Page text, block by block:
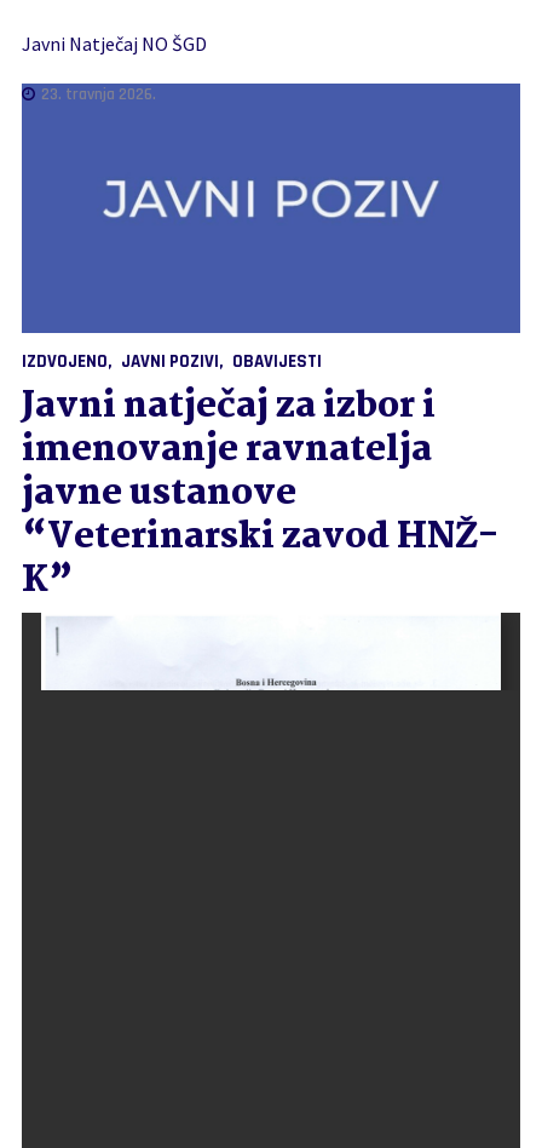
Javni Natječaj NO ŠGD
23. travnja 2026.
IZDVOJENO JAVNI POZIVI OBAVIJESTI
Javni natječaj za izbor i
imenovanje ravnatelja
javne ustanove
“Veterinarski zavod HNŽ-
K”